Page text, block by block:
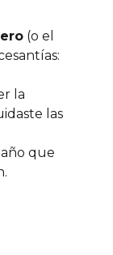
(o el
la
las
que